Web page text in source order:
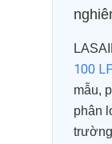
100
mẫu,
phân